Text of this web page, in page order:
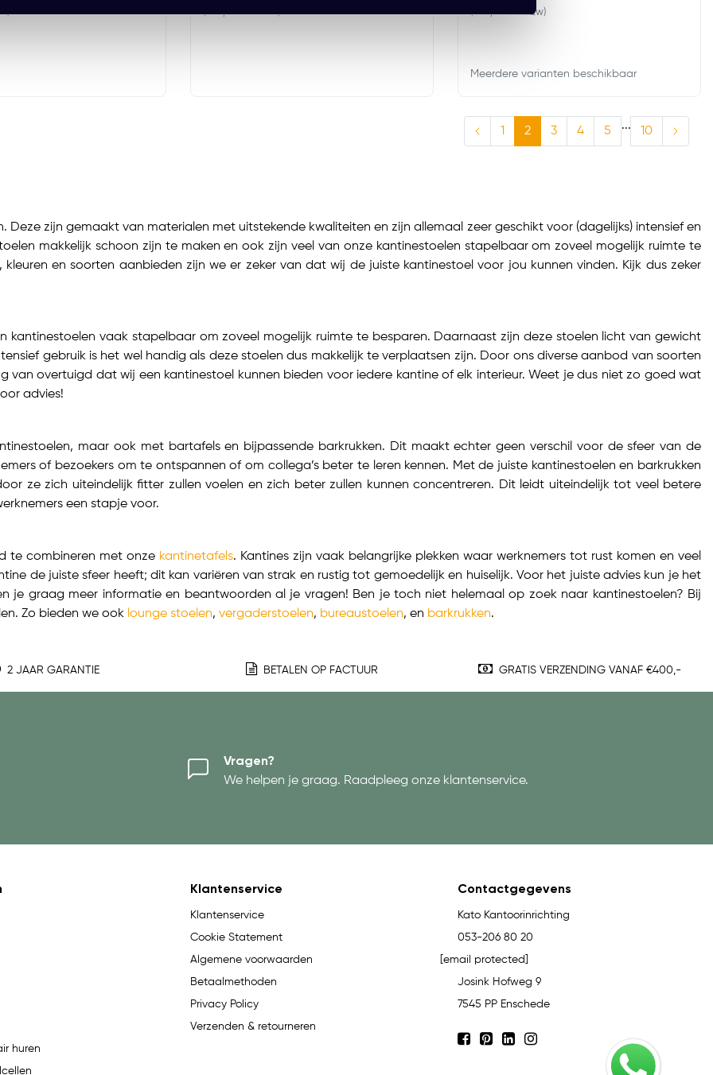
(462,83 Incl. btw) (254,10 Incl. btw)
Meerdere varianten beschikbaar
1 2 3 4 5 ... 10
zijn gemaakt van materialen met uitstekende kwaliteiten en zijn allemaal zeer geschikt voor (dagelijks) intensief en
makkelijk schoon zijn te maken en ook zijn veel van onze kantinestoelen stapelbaar om zoveel mogelijk ruimte te
en soorten aanbieden zijn we er zeker van dat wij de juiste kantinestoel voor jou kunnen vinden. Kijk dus zeker
kantinestoelen vaak stapelbaar om zoveel mogelijk ruimte te besparen. Daarnaast zijn deze stoelen licht van gewicht
gebruik is het wel handig als deze stoelen dus makkelijk te verplaatsen zijn. Door ons diverse aanbod van soorten
van overtuigd dat wij een kantinestoel kunnen bieden voor iedere kantine of elk interieur. Weet je dus niet zo goed wat
advies!
maar ook met bartafels en bijpassende barkrukken. Dit maakt echter geen verschil voor de sfeer van de
of bezoekers om te ontspannen of om collega’s beter te leren kennen. Met de juiste kantinestoelen en barkrukken
ze zich uiteindelijk fitter zullen voelen en zich beter zullen kunnen concentreren. Dit leidt uiteindelijk tot veel betere
een stapje voor.
te combineren met onze kantinetafels. Kantines zijn vaak belangrijke plekken waar werknemers tot rust komen en veel
de juiste sfeer heeft; dit kan variëren van strak en rustig tot gemoedelijk en huiselijk. Voor het juiste advies kun je het
je graag meer informatie en beantwoorden al je vragen! Ben je toch niet helemaal op zoek naar kantinestoelen? Bij
Zo bieden we ook lounge stoelen, vergaderstoelen, bureaustoelen, en barkrukken.
2 JAAR GARANTIE BETALEN OP FACTUUR GRATIS VERZENDING VANAF €400,-
Vragen?
We helpen je graag. Raadpleeg onze klantenservice.
huren
Klantenservice
Klantenservice
Cookie Statement
Algemene voorwaarden
Betaalmethoden
Privacy Policy
Verzenden & retourneren
Contactgegevens
Kato Kantoorinrichting
053-206 80 20
[email protected]
Josink Hofweg 9
7545 PP Enschede